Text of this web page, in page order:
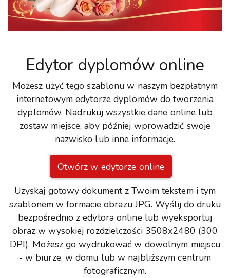
Edytor dyplomów online
Możesz użyć tego szablonu w naszym bezpłatnym
internetowym edytorze dyplomów do tworzenia
dyplomów. Nadrukuj wszystkie dane online lub
zostaw miejsce, aby później wprowadzić swoje
nazwisko lub inne informacje.
Otwórz w edytorze online
Uzyskaj gotowy dokument z Twoim tekstem i tym
szablonem w formacie obrazu JPG. Wyślij do druku
bezpośrednio z edytora online lub wyeksportuj
obraz w wysokiej rozdzielczości 3508x2480 (300
DPI). Możesz go wydrukować w dowolnym miejscu
- w biurze, w domu lub w najbliższym centrum
fotograficznym.